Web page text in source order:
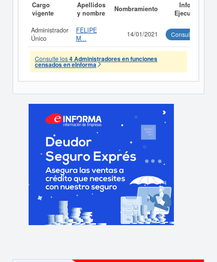
Cargo
vigente
Apellidos
y nombre
Nombramiento
Informe
Ejecutivo
Administrador
Único
FELIPE
M...
14/01/2021 Consultar
Consulte los4 Administradores en funciones
censados en eInforma